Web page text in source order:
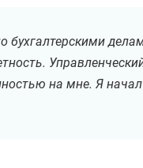
бухгалтерскими
на мне. Я